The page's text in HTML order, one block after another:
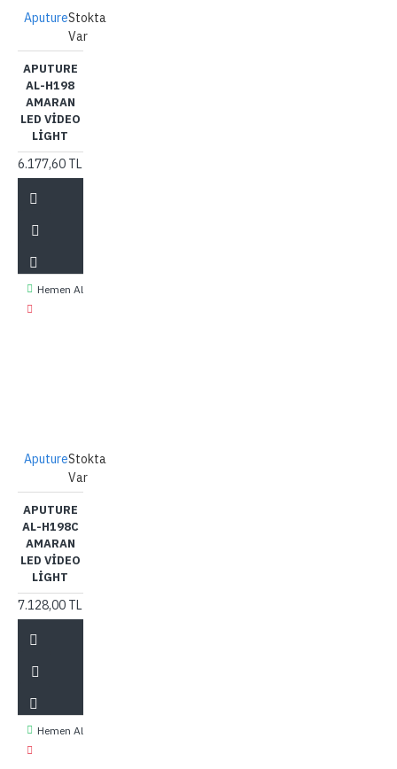
AputureStokta
Var
APUTURE
AL-H198
AMARAN
LED VIDEO
LIGHT
6.177,60 TL
Hemen Al
AputureStokta
Var
APUTURE
AL-H198C
AMARAN
LED VIDEO
LIGHT
7.128,00 TL
Hemen Al